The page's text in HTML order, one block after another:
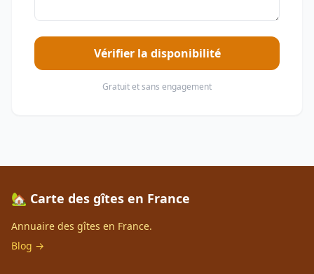
Vérifier la disponibilité
Gratuit et sans engagement
🏡 Carte des gîtes en France
Annuaire des gîtes en France.
Blog →